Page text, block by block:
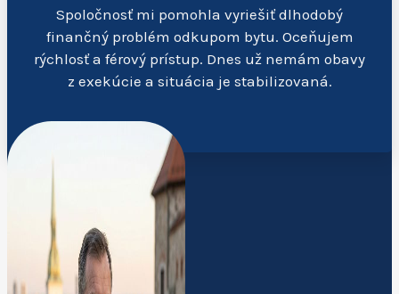
Spoločnosť mi pomohla vyriešiť dlhodobý
finančný problém odkupom bytu. Oceňujem
rýchlosť a férový prístup. Dnes už nemám obavy
z exekúcie a situácia je stabilizovaná.